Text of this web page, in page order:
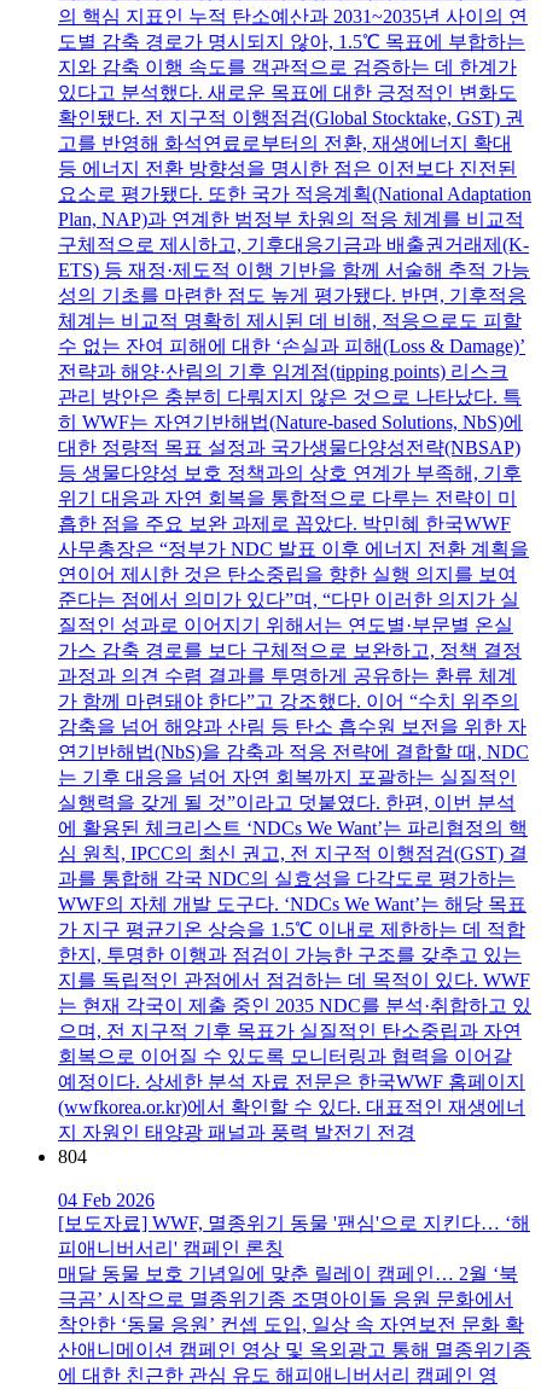
의 핵심 지표인 누적 탄소예산과 2031~2035년 사이의 연
도별 감축 경로가 명시되지 않아, 1.5℃ 목표에 부합하는
지와 감축 이행 속도를 객관적으로 검증하는 데 한계가
있다고 분석했다. 새로운 목표에 대한 긍정적인 변화도
확인됐다. 전 지구적 이행점검(Global Stocktake, GST) 권
고를 반영해 화석연료로부터의 전환, 재생에너지 확대
등 에너지 전환 방향성을 명시한 점은 이전보다 진전된
요소로 평가됐다. 또한 국가 적응계획(National Adaptation
Plan, NAP)과 연계한 범정부 차원의 적응 체계를 비교적
구체적으로 제시하고, 기후대응기금과 배출권거래제(K-
ETS) 등 재정·제도적 이행 기반을 함께 서술해 추적 가능
성의 기초를 마련한 점도 높게 평가됐다. 반면, 기후적응
체계는 비교적 명확히 제시된 데 비해, 적응으로도 피할
수 없는 잔여 피해에 대한 ‘손실과 피해(Loss & Damage)’
전략과 해양·산림의 기후 임계점(tipping points) 리스크
관리 방안은 충분히 다뤄지지 않은 것으로 나타났다. 특
히 WWF는 자연기반해법(Nature-based Solutions, NbS)에
대한 정량적 목표 설정과 국가생물다양성전략(NBSAP)
등 생물다양성 보호 정책과의 상호 연계가 부족해, 기후
위기 대응과 자연 회복을 통합적으로 다루는 전략이 미
흡한 점을 주요 보완 과제로 꼽았다. 박민혜 한국WWF
사무총장은 “정부가 NDC 발표 이후 에너지 전환 계획을
연이어 제시한 것은 탄소중립을 향한 실행 의지를 보여
준다는 점에서 의미가 있다”며, “다만 이러한 의지가 실
질적인 성과로 이어지기 위해서는 연도별·부문별 온실
가스 감축 경로를 보다 구체적으로 보완하고, 정책 결정
과정과 의견 수렴 결과를 투명하게 공유하는 환류 체계
가 함께 마련돼야 한다”고 강조했다. 이어 “수치 위주의
감축을 넘어 해양과 산림 등 탄소 흡수원 보전을 위한 자
연기반해법(NbS)을 감축과 적응 전략에 결합할 때, NDC
는 기후 대응을 넘어 자연 회복까지 포괄하는 실질적인
실행력을 갖게 될 것”이라고 덧붙였다. 한편, 이번 분석
에 활용된 체크리스트 ‘NDCs We Want’는 파리협정의 핵
심 원칙, IPCC의 최신 권고, 전 지구적 이행점검(GST) 결
과를 통합해 각국 NDC의 실효성을 다각도로 평가하는
WWF의 자체 개발 도구다. ‘NDCs We Want’는 해당 목표
가 지구 평균기온 상승을 1.5℃ 이내로 제한하는 데 적합
한지, 투명한 이행과 점검이 가능한 구조를 갖추고 있는
지를 독립적인 관점에서 점검하는 데 목적이 있다. WWF
는 현재 각국이 제출 중인 2035 NDC를 분석·취합하고 있
으며, 전 지구적 기후 목표가 실질적인 탄소중립과 자연
회복으로 이어질 수 있도록 모니터링과 협력을 이어갈
예정이다. 상세한 분석 자료 전문은 한국WWF 홈페이지
(wwfkorea.or.kr)에서 확인할 수 있다. 대표적인 재생에너
지 자원인 태양광 패널과 풍력 발전기 전경
804
04 Feb 2026
[보도자료] WWF, 멸종위기 동물 '팬심'으로 지킨다… ‘해
피애니버서리' 캠페인 론칭
매달 동물 보호 기념일에 맞춘 릴레이 캠페인… 2월 ‘북
극곰’ 시작으로 멸종위기종 조명아이돌 응원 문화에서
착안한 ‘동물 응원’ 컨셉 도입, 일상 속 자연보전 문화 확
산애니메이션 캠페인 영상 및 옥외광고 통해 멸종위기종
에 대한 친근한 관심 유도 해피애니버서리 캠페인 영